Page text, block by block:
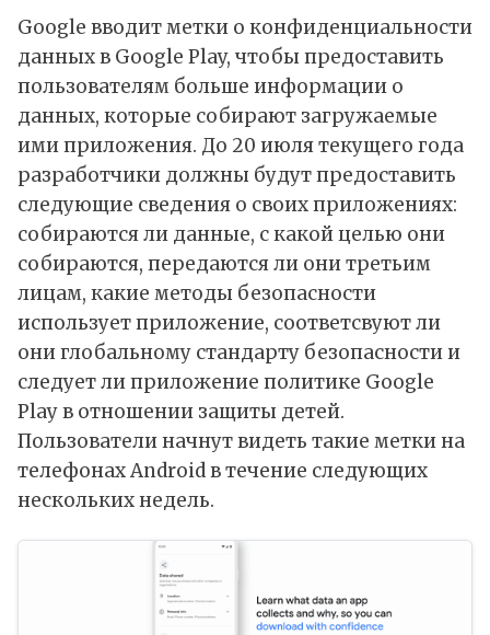
Google вводит метки о конфиденциальности
данных в Google Play, чтобы предоставить
пользователям больше информации о
данных, которые собирают загружаемые
ими приложения. До 20 июля текущего года
разработчики должны будут предоставить
следующие сведения о своих приложениях:
собираются ли данные, с какой целью они
собираются, передаются ли они третьим
лицам, какие методы безопасности
использует приложение, соответсвуют ли
они глобальному стандарту безопасности и
следует ли приложение политике Google
Play в отношении защиты детей.
Пользователи начнут видеть такие метки на
телефонах Android в течение следующих
нескольких недель.